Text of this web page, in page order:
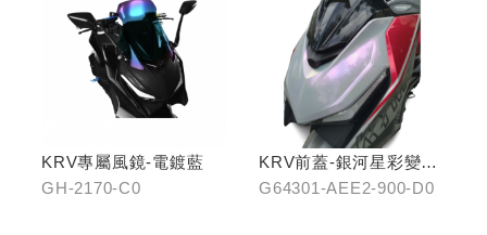
KRV專屬風鏡-電鍍藍
GH-2170-C0
KRV前蓋-銀河星彩變色
龍
G64301-AEE2-900-D0